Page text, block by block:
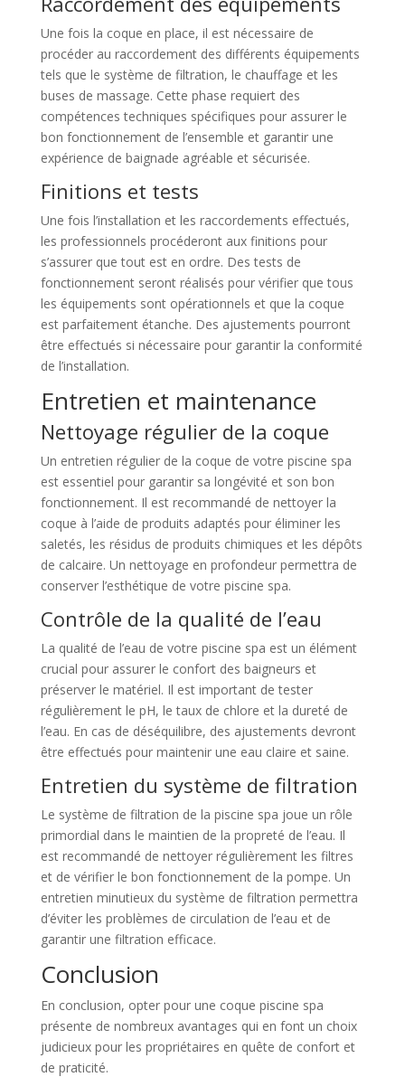
Une fois la coque en place, il est nécessaire de
procéder au raccordement des différents équipements
tels que le système de filtration, le chauffage et les
buses de massage. Cette phase requiert des
compétences techniques spécifiques pour assurer le
bon fonctionnement de l’ensemble et garantir une
expérience de baignade agréable et sécurisée.
Finitions et tests
Une fois l’installation et les raccordements effectués,
les professionnels procéderont aux finitions pour
s’assurer que tout est en ordre. Des tests de
fonctionnement seront réalisés pour vérifier que tous
les équipements sont opérationnels et que la coque
est parfaitement étanche. Des ajustements pourront
être effectués si nécessaire pour garantir la conformité
de l’installation.
Entretien et maintenance
Nettoyage régulier de la coque
Un entretien régulier de la coque de votre piscine spa
est essentiel pour garantir sa longévité et son bon
fonctionnement. Il est recommandé de nettoyer la
coque à l’aide de produits adaptés pour éliminer les
saletés, les résidus de produits chimiques et les dépôts
de calcaire. Un nettoyage en profondeur permettra de
conserver l’esthétique de votre piscine spa.
Contrôle de la qualité de l’eau
La qualité de l’eau de votre piscine spa est un élément
crucial pour assurer le confort des baigneurs et
préserver le matériel. Il est important de tester
régulièrement le pH, le taux de chlore et la dureté de
l’eau. En cas de déséquilibre, des ajustements devront
être effectués pour maintenir une eau claire et saine.
Entretien du système de filtration
Le système de filtration de la piscine spa joue un rôle
primordial dans le maintien de la propreté de l’eau. Il
est recommandé de nettoyer régulièrement les filtres
et de vérifier le bon fonctionnement de la pompe. Un
entretien minutieux du système de filtration permettra
d’éviter les problèmes de circulation de l’eau et de
garantir une filtration efficace.
Conclusion
En conclusion, opter pour une coque piscine spa
présente de nombreux avantages qui en font un choix
judicieux pour les propriétaires en quête de confort et
de praticité.